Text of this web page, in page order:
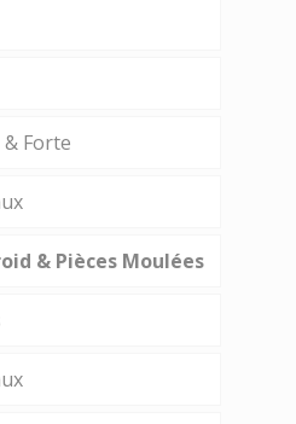
Forte
& Pièces Moulées